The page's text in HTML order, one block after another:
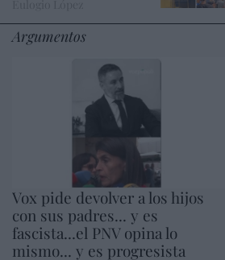
Argumentos
Vox pide devolver a los hijos
con sus padres... y es
fascista...el PNV opina lo
mismo... y es progresista